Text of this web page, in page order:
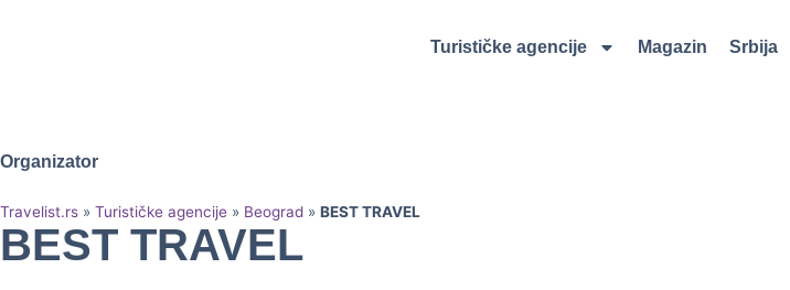
Turističke agencije Magazin Srbija
Organizator
Travelist.rs » Turističke agencije » Beograd » BEST TRAVEL
BEST TRAVEL